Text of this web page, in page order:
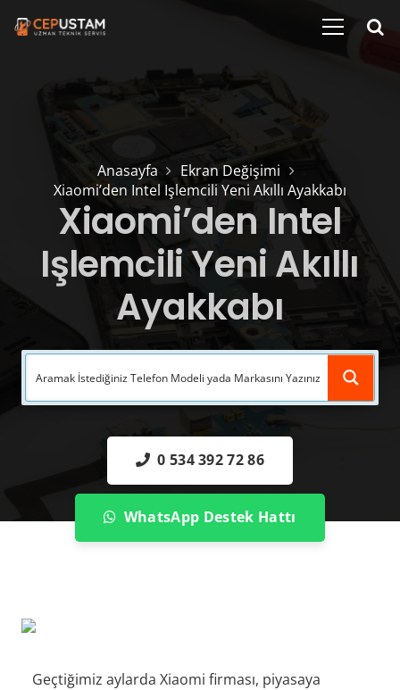
Anasayfa
Ekran Değişimi
Xiaomi’den Intel Işlemcili Yeni Akıllı Ayakkabı
Xiaomi’den Intel
Işlemcili Yeni Akıllı
Ayakkabı
0 534 392 72 86
WhatsApp Destek Hattı
Geçtiğimiz aylarda Xiaomi firması, piyasaya